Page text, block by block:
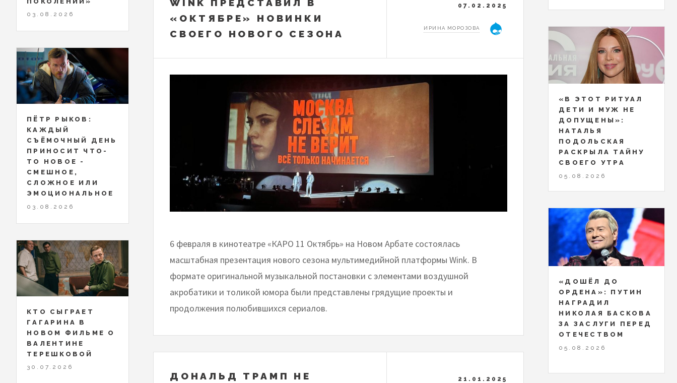
WINK ПРЕДСТАВИЛ В
«ОКТЯБРЕ» НОВИНКИ
СВОЕГО НОВОГО СЕЗОНА
07.02.2025
ИРИНА МОРОЗОВА
6 февраля в кинотеатре «КАРО 11 Октябрь» на Новом Арбате состоялась
масштабная презентация нового сезона мультимедийной платформы Wink. В
формате оригинальной музыкальной постановки с элементами воздушной
акробатики и толикой юмора были представлены грядущие проекты и
продолжения полюбившихся сериалов.
ДОНАЛЬД ТРАМП НЕ
21.01.2025
03.08.2026
ПЁТР РЫКОВ:
КАЖДЫЙ
СЪЁМОЧНЫЙ ДЕНЬ
ПРИНОСИТ ЧТО-
ТО НОВОЕ -
СМЕШНОЕ,
СЛОЖНОЕ ИЛИ
ЭМОЦИОНАЛЬНОЕ
03.08.2026
КТО СЫГРАЕТ
ГАГАРИНА В
НОВОМ ФИЛЬМЕ О
ВАЛЕНТИНЕ
ТЕРЕШКОВОЙ
30.07.2026
«В ЭТОТ РИТУАЛ
ДЕТИ И МУЖ НЕ
ДОПУЩЕНЫ»:
НАТАЛЬЯ
ПОДОЛЬСКАЯ
РАСКРЫЛА ТАЙНУ
СВОЕГО УТРА
05.08.2026
«ДОШЁЛ ДО
ОРДЕНА»: ПУТИН
НАГРАДИЛ
НИКОЛАЯ БАСКОВА
ЗА ЗАСЛУГИ ПЕРЕД
ОТЕЧЕСТВОМ
05.08.2026